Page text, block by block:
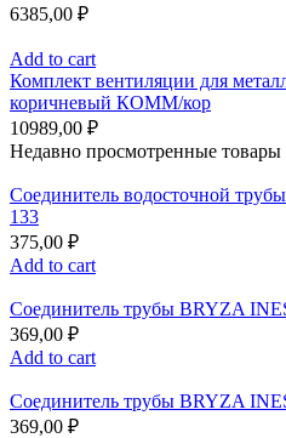
6385,00 ₽
Add to cart
Комплект вентиляции для
коричневый КОММ/кор
10989,00 ₽
Недавно просмотренные товары
Соединитель водосточной
133
375,00 ₽
Add to cart
Соединитель трубы BRYZA
369,00 ₽
Add to cart
Соединитель трубы BRYZA
369,00 ₽